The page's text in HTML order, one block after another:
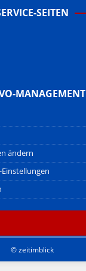
SEITEN
MANAGEMENT
ändern
© zeitimblick